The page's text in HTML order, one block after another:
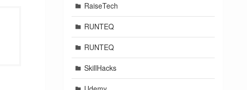
RaiseTech
RUNTEQ
RUNTEQ
SkillHacks